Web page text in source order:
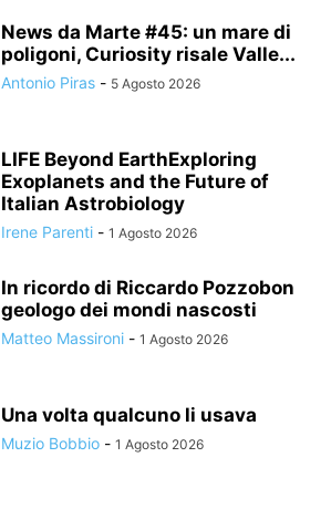
News da Marte #45: un mare di
poligoni, Curiosity risale Valle...
Antonio Piras - 5 Agosto 2026
LIFE Beyond EarthExploring
Exoplanets and the Future of
Italian Astrobiology
Irene Parenti - 1 Agosto 2026
In ricordo di Riccardo Pozzobon
geologo dei mondi nascosti
Matteo Massironi - 1 Agosto 2026
Una volta qualcuno li usava
Muzio Bobbio - 1 Agosto 2026